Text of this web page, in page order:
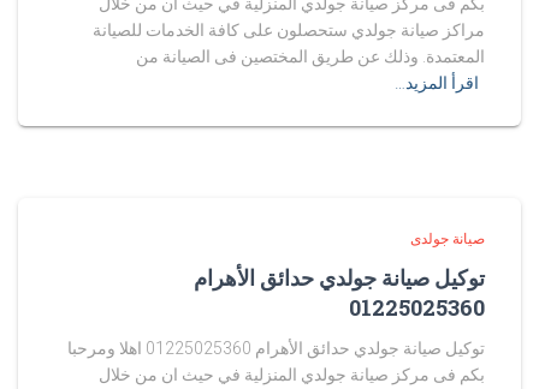
مراكز صيانة جولدي ستحصلون على كافة الخدمات للصيانة
المعتمدة. وذلك عن طريق المختصين فى الصيانة من
اقرأ المزيد…
صيانة جولدى
توكيل صيانة جولدي حدائق الأهرام
01225025360
توكيل صيانة جولدي حدائق الأهرام 01225025360 اهلا ومرحبا
بكم فى مركز صيانة جولدي المنزلية في حيث ان من خلال